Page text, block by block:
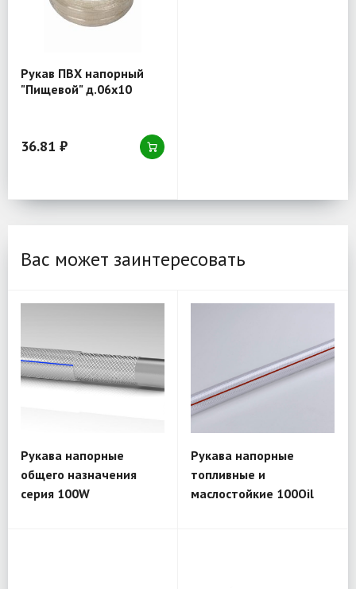
Рукав ПВХ напорный
"Пищевой" д.06х10
36.81 ₽
Вас может заинтересовать
Рукава напорные
общего назначения
серия 100W
Рукава напорные
топливные и
маслостойкие 100Oil